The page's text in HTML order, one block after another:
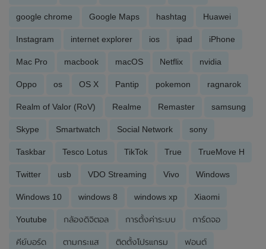
google chrome Google Maps hashtag Huawei
Instagram internet explorer ios ipad iPhone
Mac Pro macbook macOS Netflix nvidia
Oppo os OS X Pantip pokemon ragnarok
Realm of Valor (RoV) Realme Remaster samsung
Skype Smartwatch Social Network sony
Taskbar Tesco Lotus TikTok True TrueMove H
Twitter usb VDO Streaming Vivo Windows
Windows 10 windows 8 windows xp Xiaomi
Youtube กล้องดิจิตอล การตั้งค่าระบบ การ์ดจอ
คีย์บอร์ด ตามกระแส ติดตั้งโปรแกรม ฟอนต์